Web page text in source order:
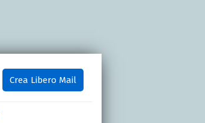
Crea Libero Mail